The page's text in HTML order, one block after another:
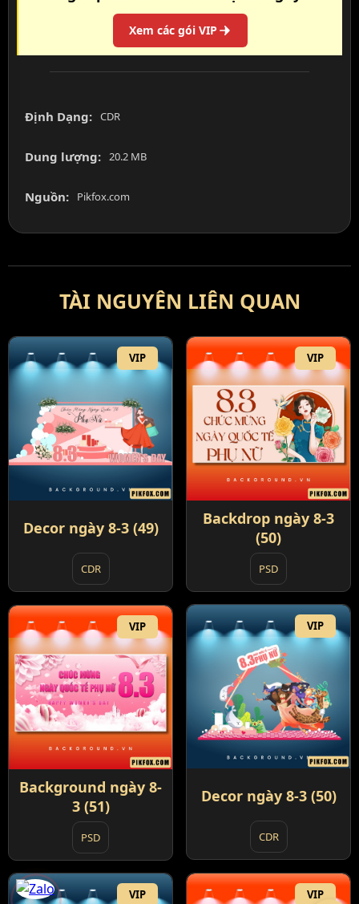
Xem các gói VIP
Định Dạng: CDR
Dung lượng: 20.2 MB
Nguồn: Pikfox.com
TÀI NGUYÊN LIÊN QUAN
VIP
Decor ngày 8-3 (49)
CDR
VIP
Backdrop ngày 8-3
(50)
PSD
VIP
Decor ngày 8-3 (50)
CDR
VIP
Background ngày 8-
3 (51)
PSD
VIP VIP